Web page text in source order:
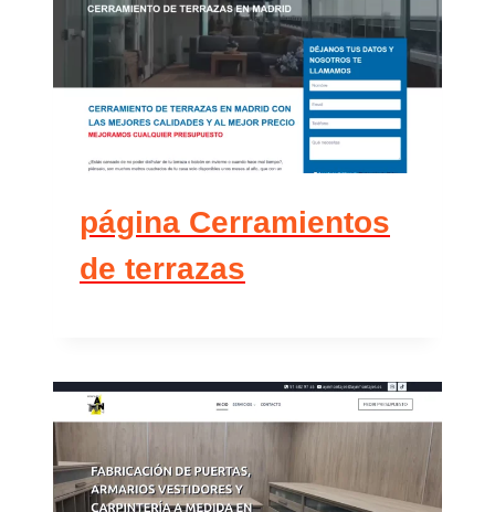
página Cerramientos
de terrazas